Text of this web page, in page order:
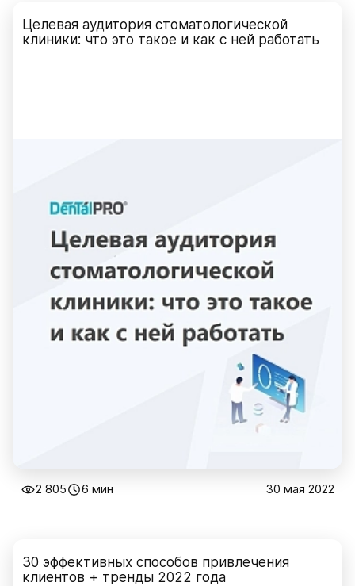
Целевая аудитория стоматологической
клиники: что это такое и как с ней работать
2 805 6 мин 30 мая 2022
30 эффективных способов привлечения
клиентов + тренды 2022 года